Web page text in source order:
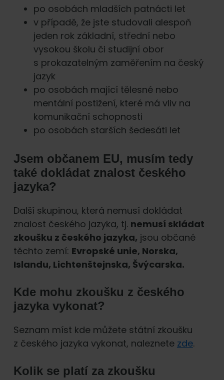
po osobách mladších patnácti let
v případě, že jste studovali alespoň
jeden rok základní, střední nebo
vysokou školu či studijní obor
s prokazatelným zaměřením na český
jazyk
po osobách mající tělesné nebo
mentální postižení, které má vliv na
komunikační schopnosti
po osobách starších šedesáti let
Jsem občanem EU, musím tedy
také dokládat znalost českého
jazyka?
Další skupinou, která nemusí dokládat
znalost českého jazyka, tj. nemusí skládat
zkoušku z českého jazyka, jsou občané
těchto zemí: Evropské unie, Norska,
Islandu, Lichtenštejnska, Švýcarska.
Kde mohu zkoušku z českého
jazyka vykonat?
Seznam míst kde můžete státní zkoušku
z českého jazyka vykonat, naleznete zde.
Kolik se platí za zkoušku